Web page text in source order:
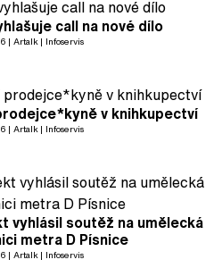
call na nové dílo
Artalk Infoservis
v knihkupectví
Artalk Infoservis
vyhlásil soutěž na umělecká
metra D Písnice
Artalk Infoservis